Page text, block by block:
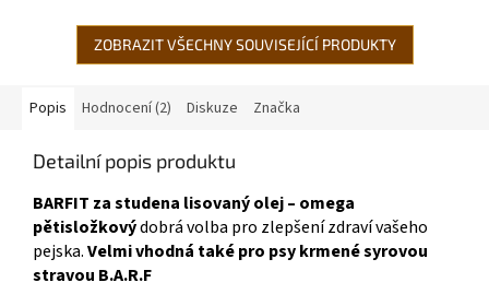
kvasnicemi, mořskou řasou...
potravinářských...
ZOBRAZIT VŠECHNY SOUVISEJÍCÍ PRODUKTY
Popis Hodnocení (2) Diskuze Značka
Detailní popis produktu
BARFIT za studena lisovaný olej – omega
pětisložkovýdobrá volba pro zlepšení zdraví vašeho
pejska.Velmi vhodná také pro psy krmené syrovou
stravou B.A.R.F